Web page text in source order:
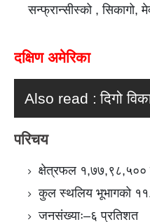
सन्फ्रान्सीस्को , सिकागो,
दक्षिण अमेरिका
Also read : दिगो
परिचय
क्षेत्रफल १,७७,९८,५००
कुल स्थलिय भूभागको
जनसंख्याः–६ प्रतिशत